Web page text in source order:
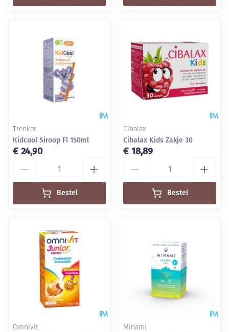
Trenker
Kidcool Siroop Fl 150ml
€ 24,90
Bestel
Cibalax
Cibalax Kids Zakje 30
€ 18,89
Bestel
Omnivit Minami